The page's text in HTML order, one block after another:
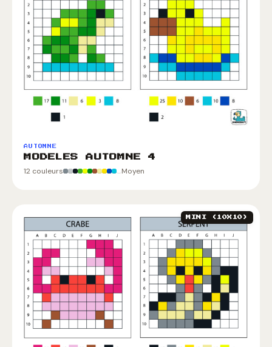
AUTOMNE
MODELES AUTOMNE 4
12 couleurs Moyen
MINI (10X10)